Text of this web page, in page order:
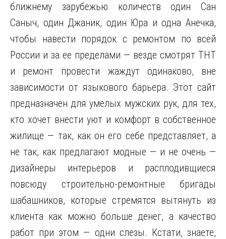
ближнему зарубежью количеств один Сан
Саныч, один Джаник, один Юра и одна Анечка,
чтобы навести порядок с ремонтом по всей
России и за ее пределами — везде смотрят ТНТ
и ремонт провести жаждут одинаково, вне
зависимости от языкового барьера. Этот сайт
предназначен для умелых мужских рук, для тех,
кто хочет внести уют и комфорт в собственное
жилище — так, как он его себе представляет, а
не так, как предлагают модные — и не очень —
дизайнеры интерьеров и расплодивщиеся
повсюду строительно-ремонтные бригады
шабашников, которые стремятся вытянуть из
клиента как можно больше денег, а качество
работ при этом — одни слезы. Кстати, знаете,